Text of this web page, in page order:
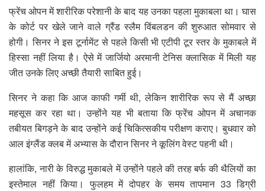
फ्रेंच ओपन में शारीरिक परेशानी के बाद यह उनका पहला मुकाबला था। घास
के कोर्ट पर खेले जाने वाले ग्रैंड स्लैम विंबलडन की शुरुआत सोमवार से
होगी। सिनर ने इस टूर्नामेंट से पहले किसी भी एटीपी टूर स्तर के मुकाबले में
हिस्सा नहीं लिया है। ऐसे में जार्जियो अरमानी टेनिस क्लासिक में मिली यह
जीत उनके लिए अच्छी तैयारी साबित हुई।
सिनर ने कहा कि आज काफी गर्मी थी, लेकिन शारीरिक रूप से मैं अच्छा
महसूस कर रहा था। उन्होंने यह भी बताया कि फ्रेंच ओपन में अचानक
तबीयत बिगड़ने के बाद उन्होंने कई चिकित्सकीय परीक्षण कराए। बुधवार को
आल इंग्लैंड क्लब में अभ्यास के दौरान सिनर ने कूलिंग वेस्ट पहनी थी।
हालांकि, नारी के विरुद्ध मुकाबले में उन्होंने पहले की तरह बर्फ की थैलियों का
इस्तेमाल नहीं किया। फुलहम में दोपहर के समय तापमान 33 डिग्री